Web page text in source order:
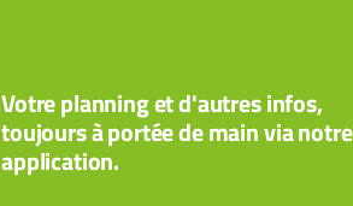
Votre planning et d'autres infos,
toujours à portée de main via notre
application.